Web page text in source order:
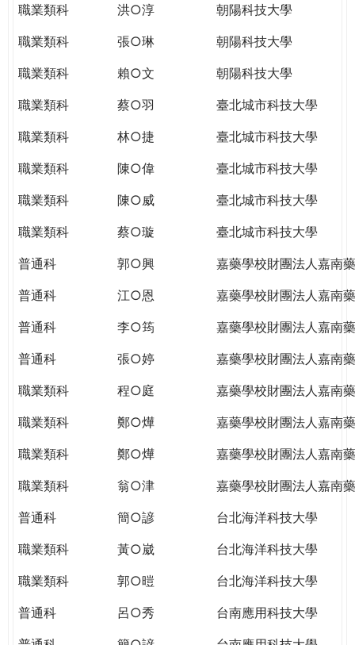
職業類科
洪○淳
朝陽科技大學
職業類科
張○琳
朝陽科技大學
職業類科
賴○文
朝陽科技大學
職業類科
蔡○羽
臺北城市科技大學
職業類科
林○捷
臺北城市科技大學
職業類科
陳○偉
臺北城市科技大學
職業類科
陳○威
臺北城市科技大學
職業類科
蔡○璇
臺北城市科技大學
普通科
郭○興
嘉藥學校財團法人嘉南
普通科
江○恩
嘉藥學校財團法人嘉南
普通科
李○筠
嘉藥學校財團法人嘉南
普通科
張○婷
嘉藥學校財團法人嘉南
職業類科
程○庭
嘉藥學校財團法人嘉南
職業類科
鄭○燁
嘉藥學校財團法人嘉南
職業類科
鄭○燁
嘉藥學校財團法人嘉南
職業類科
翁○津
嘉藥學校財團法人嘉南
普通科
簡○諺
台北海洋科技大學
職業類科
黃○崴
台北海洋科技大學
職業類科
郭○暟
台北海洋科技大學
普通科
呂○秀
台南應用科技大學